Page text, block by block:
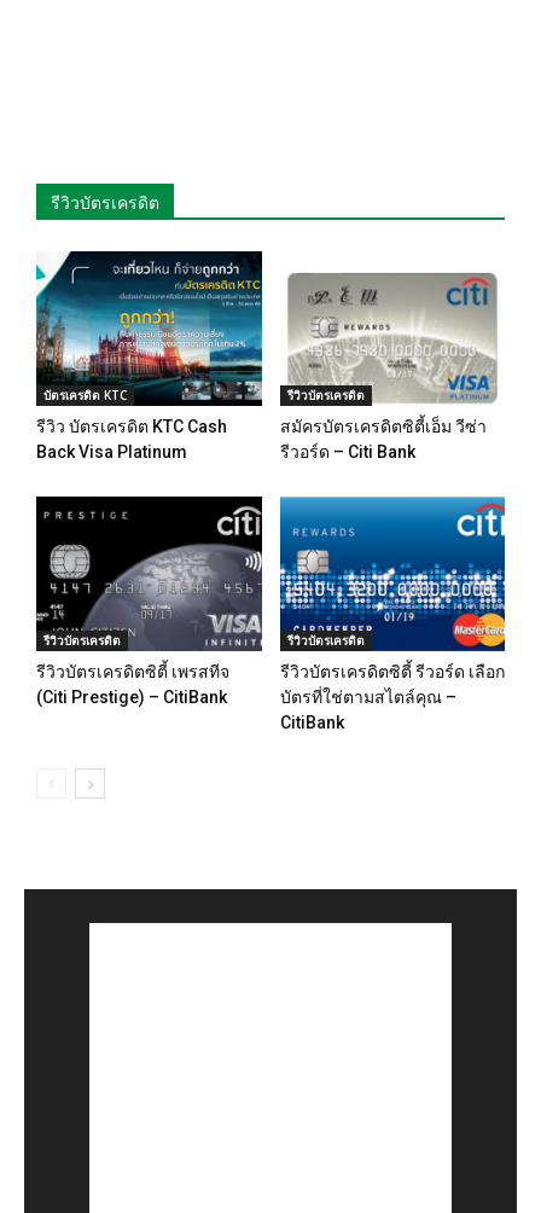
รีวิวบัตรเครดิต
บัตรเครดิต KTC
รีวิว บัตรเครดิต KTC Cash
Back Visa Platinum
รีวิวบัตรเครดิต
สมัครบัตรเครดิตซิตี้เอ็ม วีซ่า
รีวอร์ด – Citi Bank
รีวิวบัตรเครดิต
รีวิวบัตรเครดิตซิตี้ เพรสทีจ
(Citi Prestige) – CitiBank
รีวิวบัตรเครดิต
รีวิวบัตรเครดิตซิตี้ รีวอร์ด เลือก
บัตรที่ใช่ตามสไตล์คุณ –
CitiBank